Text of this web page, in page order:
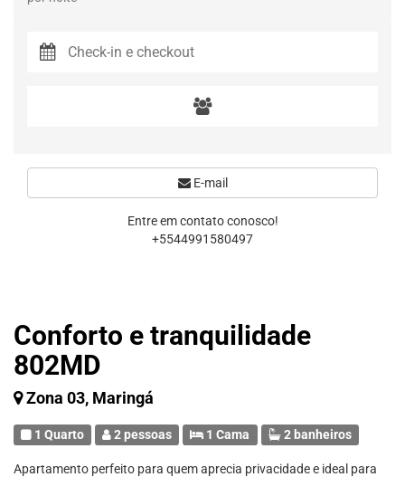
Conforto e tranquilidade
802MD
Zona 03, Maringá
1 Quarto 2 pessoas 1 Cama 2 banheiros
Apartamento perfeito para quem aprecia privacidade e ideal para
E-mail
Entre em contato conosco!
+5544991580497